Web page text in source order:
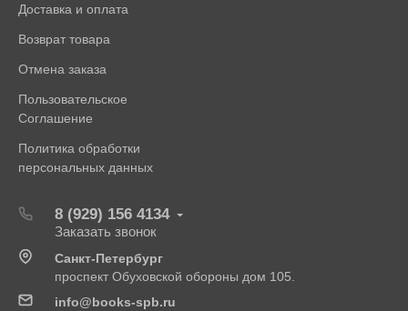
Доставка и оплата
Возврат товара
Отмена заказа
Пользовательское
Соглашение
Политика обработки
персональных данных
8 (929) 156 4134
Заказать звонок
Санкт-Петербург
проспект Обуховской обороны дом 105.
info@books-spb.ru